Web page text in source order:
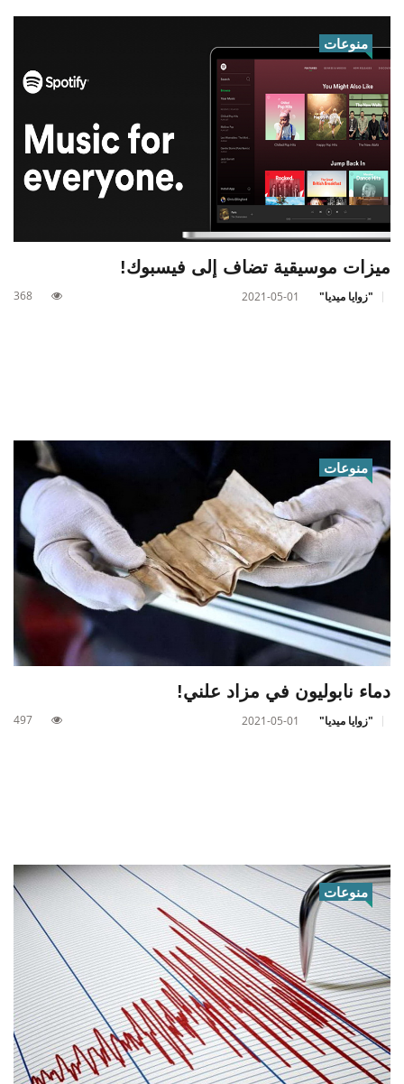
منوعات
ميزات موسيقية تضاف إلى فيسبوك!
"زوايا ميديا" 2021-05-01
368
منوعات
دماء نابوليون في مزاد علني!
"زوايا ميديا" 2021-05-01
497
منوعات